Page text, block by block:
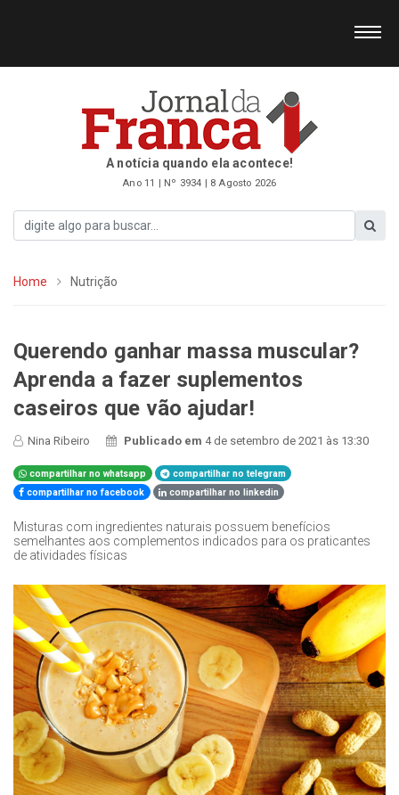
A notícia quando ela acontece!
Ano 11 | Nº 3934 | 8 Agosto 2026
Home Nutrição
Querendo ganhar massa muscular?
Aprenda a fazer suplementos
caseiros que vão ajudar!
Nina Ribeiro Publicado em 4 de setembro de 2021 às 13:30
compartilhar no whatsapp
compartilhar no telegram
compartilhar no facebook
compartilhar no linkedin
Misturas com ingredientes naturais possuem benefícios
semelhantes aos complementos indicados para os praticantes
de atividades físicas